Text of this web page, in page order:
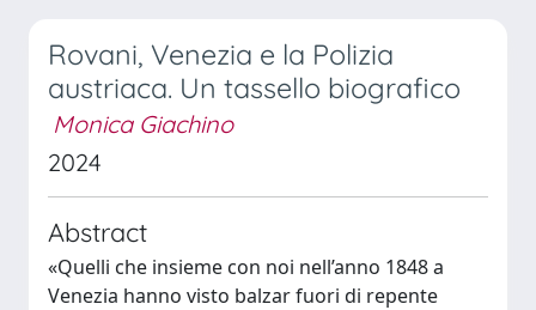
Rovani, Venezia e la Polizia
austriaca. Un tassello biografico
Monica Giachino
2024
Abstract
«Quelli che insieme con noi nell’anno 1848 a
Venezia hanno visto balzar fuori di repente